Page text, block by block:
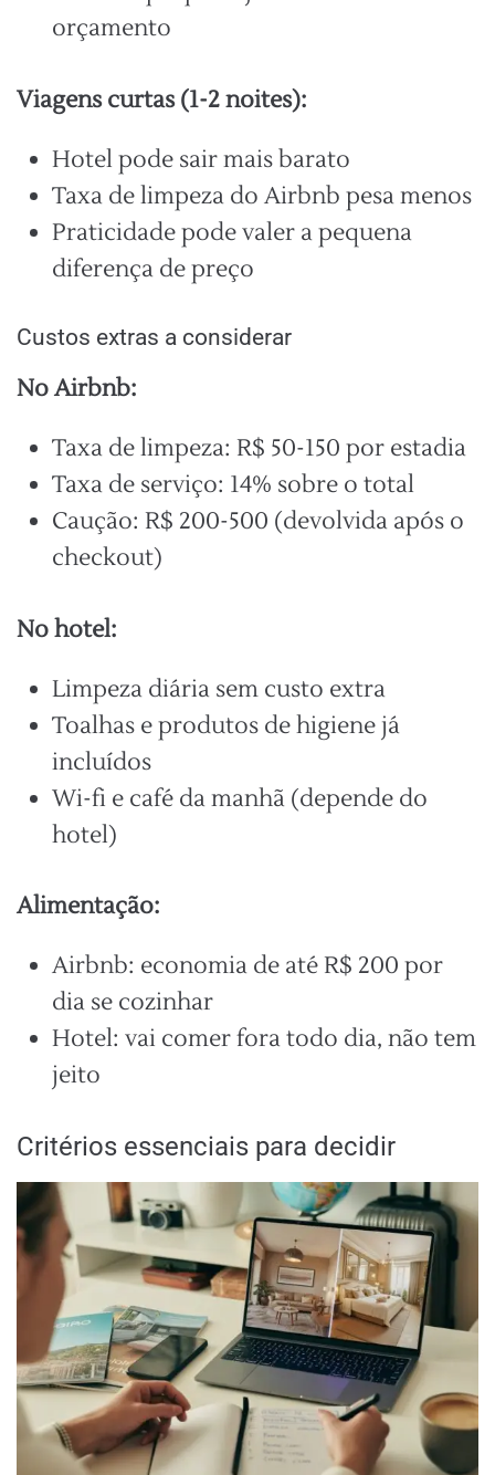
orçamento
Viagens curtas (1-2 noites):
Hotel pode sair mais barato
Taxa de limpeza do Airbnb pesa menos
Praticidade pode valer a pequena
diferença de preço
Custos extras a considerar
No Airbnb:
Taxa de limpeza: R$ 50-150 por estadia
Taxa de serviço: 14% sobre o total
Caução: R$ 200-500 (devolvida após o
checkout)
No hotel:
Limpeza diária sem custo extra
Toalhas e produtos de higiene já
incluídos
Wi-fi e café da manhã (depende do
hotel)
Alimentação:
Airbnb: economia de até R$ 200 por
dia se cozinhar
Hotel: vai comer fora todo dia, não tem
jeito
Critérios essenciais para decidir